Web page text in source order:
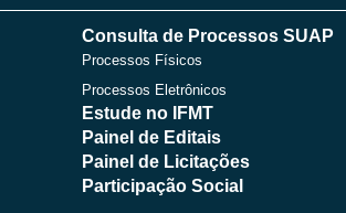
b
o
o
i
t
Consulta de Processos SUAP
Processos Físicos
Processos Eletrônicos
Estude no IFMT
Painel de Editais
Painel de Licitações
Participação Social